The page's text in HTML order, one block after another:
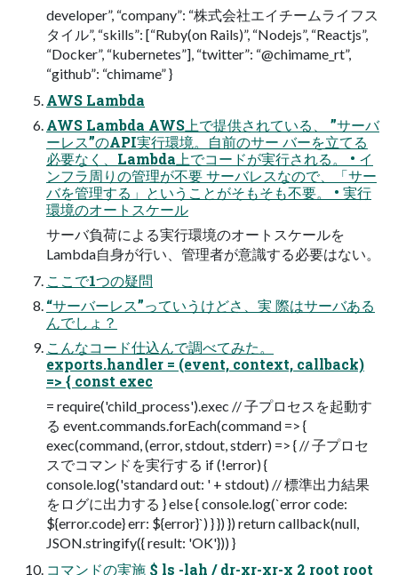
developer”, “company”: “株式会社エイチームライフス
タイル”, “skills”: [“Ruby(on Rails)”, “Nodejs”, “Reactjs”,
“Docker”, “kubernetes”], “twitter”: “@chimame_rt”,
“github”: “chimame” }
AWS Lambda
AWS Lambda AWS上で提供されている、 ”サーバ
ーレス”のAPI実行環境。自前のサー バーを立てる
必要なく、Lambda上でコードが実行される。 • イ
ンフラ周りの管理が不要 サーバレスなので、「サー
バを管理する」ということがそもそも不要。 • 実行
環境のオートスケール
サーバ負荷による実行環境のオートスケールを
Lambda自身が行い、管理者が意識する必要はない。
ここで1つの疑問
“サーバーレス”っていうけどさ、実 際はサーバある
んでしょ？
こんなコード仕込んで調べてみた。
exports.handler = (event, context, callback)
=> { const exec
= require('child_process').exec // 子プロセスを起動す
る event.commands.forEach(command => {
exec(command, (error, stdout, stderr) => { // 子プロセ
スでコマンドを実行する if (!error) {
console.log('standard out: ' + stdout) // 標準出力結果
をログに出力する } else { console.log(`error code:
${error.code} err: ${error}`) } }) }) return callback(null,
JSON.stringify({ result: 'OK'})) }
コマンドの実施 $ ls -lah / dr-xr-xr-x 2 root root